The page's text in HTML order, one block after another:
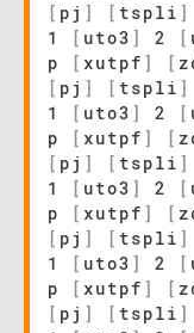
[ pj ] [ tspli ]
1
[ uto3 ] 2 [
p
[ xutpf ] [
[ pj ] [ tspli ]
1
[ uto3 ] 2 [
p
[ xutpf ] [
[ pj ] [ tspli ]
1
[ uto3 ] 2 [
p
[ xutpf ] [
[ pj ] [ tspli ]
1
[ uto3 ] 2 [
p
[ xutpf ] [
[ pj ] [ tspli ]